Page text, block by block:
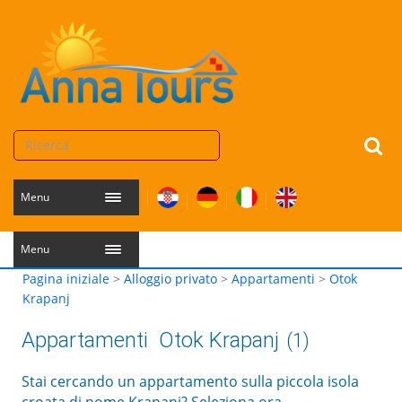
Menu
Menu
Pagina iniziale > Alloggio privato > Appartamenti > Otok
Krapanj
Appartamenti Otok Krapanj (1)
Stai cercando un appartamento sulla piccola isola